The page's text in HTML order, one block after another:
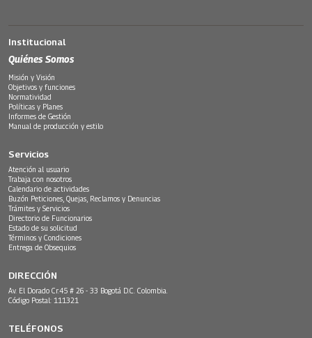
Institucional
Quiénes Somos
Misión y Visión
Objetivos y funciones
Normatividad
Políticas y Planes
Informes de Gestión
Manual de producción y estilo
Servicios
Atención al usuario
Trabaja con nosotros
Calendario de actividades
Buzón Peticiones, Quejas, Reclamos y Denuncias
Trámites y Servicios
Directorio de Funcionarios
Estado de su solicitud
Términos y Condiciones
Entrega de Obsequios
DIRECCIÓN
Av. El Dorado Cr.45 # 26 - 33 Bogotá D.C. Colombia.
Código Postal: 111321
TELÉFONOS